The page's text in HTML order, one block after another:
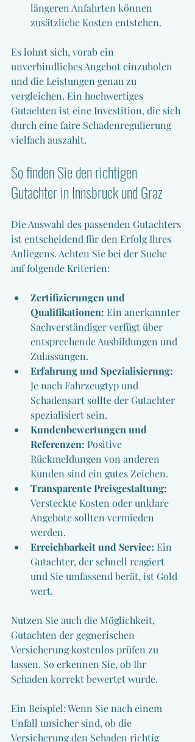
längeren Anfahrten können
zusätzliche Kosten entstehen.
Es lohnt sich, vorab ein
unverbindliches Angebot einzuholen
und die Leistungen genau zu
vergleichen. Ein hochwertiges
Gutachten ist eine Investition, die sich
durch eine faire Schadenregulierung
vielfach auszahlt.
So finden Sie den richtigen
Gutachter in Innsbruck und Graz
Die Auswahl des passenden Gutachters
ist entscheidend für den Erfolg Ihres
Anliegens. Achten Sie bei der Suche
auf folgende Kriterien:
Zertifizierungen und
Qualifikationen: Ein anerkannter
Sachverständiger verfügt über
entsprechende Ausbildungen und
Zulassungen.
Erfahrung und Spezialisierung:
Je nach Fahrzeugtyp und
Schadensart sollte der Gutachter
spezialisiert sein.
Kundenbewertungen und
Referenzen: Positive
Rückmeldungen von anderen
Kunden sind ein gutes Zeichen.
Transparente Preisgestaltung:
Versteckte Kosten oder unklare
Angebote sollten vermieden
werden.
Erreichbarkeit und Service: Ein
Gutachter, der schnell reagiert
und Sie umfassend berät, ist Gold
wert.
Nutzen Sie auch die Möglichkeit,
Gutachten der gegnerischen
Versicherung kostenlos prüfen zu
lassen. So erkennen Sie, ob Ihr
Schaden korrekt bewertet wurde.
Ein Beispiel: Wenn Sie nach einem
Unfall unsicher sind, ob die
Versicherung den Schaden richtig